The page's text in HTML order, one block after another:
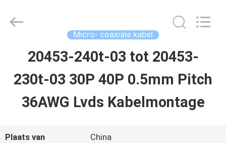
HUIS
PRODUCTEN
VIDEO'S
Media
Reserved.
Micro- coaxiale kabel
20453-240t-03 tot 20453-
230t-03 30P 40P 0.5mm Pitch
36AWG Lvds Kabelmontage
Plaats van
China